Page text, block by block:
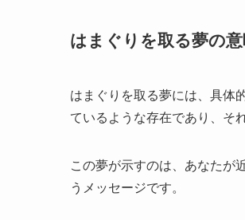
はまぐりを取る夢の
はまぐりを取る夢には、具体
ているような存在であり、そ
この夢が示すのは、あなたが
うメッセージです。